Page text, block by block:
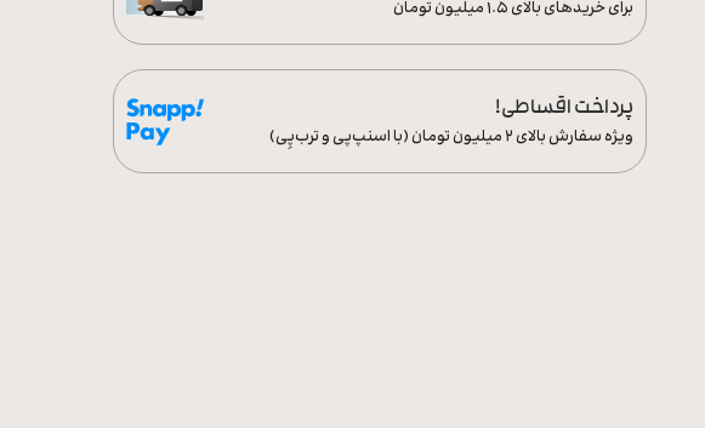
برای خریدهای بالای ۱.۵ میلیون تومان
پرداخت اقساطی!
ویژه سفارش‌ بالای ۲ میلیون تومان (با اسنپ‌پی و ترب‌پِی)